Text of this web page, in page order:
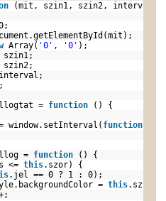
(mit, szin1, szin2,
0;
Array( '0' , '0' );
szin1;
szin2;
= function () {
window.setInterval( function
= function () {
<=this.szor) {
.jel == 0 ? 1 : 0);
=this